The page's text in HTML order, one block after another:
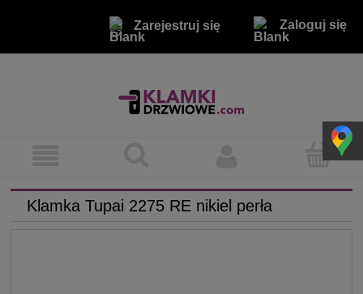
Zarejestruj się Zaloguj się
Klamka Tupai 2275 RE nikiel perła